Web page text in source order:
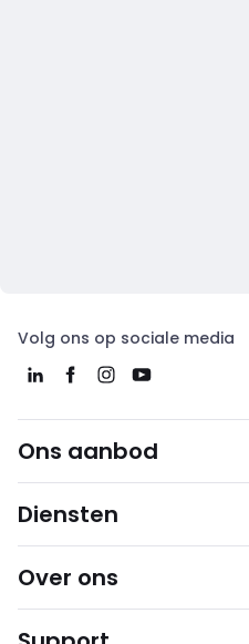
Volg ons op sociale media
Ons aanbod
Diensten
Over ons